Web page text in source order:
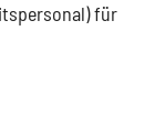
für